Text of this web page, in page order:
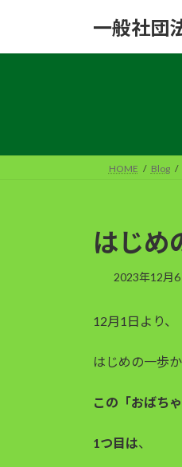
一般社団
HOME Blog
はじめ
2023年12月6
12月1日より、
はじめの一歩
この「おばち
1つ目は、